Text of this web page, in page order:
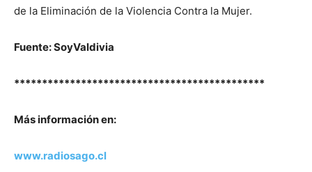
de la Eliminación de la Violencia Contra la Mujer.
Fuente: SoyValdivia
*********************************************
Másinformaciónen:
www.radiosago.cl